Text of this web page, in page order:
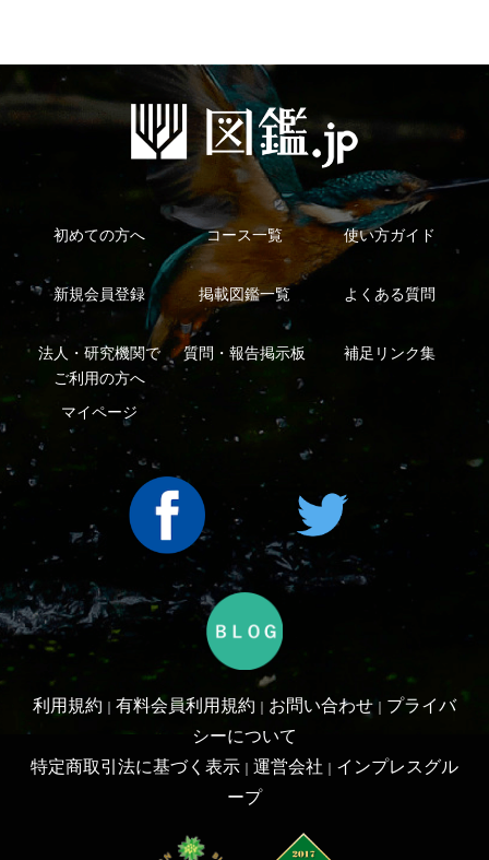
初めての方へ コース一覧
掲載図鑑一覧 よくある質問
質問・報告掲示板 補足リンク集
マイページ
利用規約 有料会員利用規約 お問い合わせ
プライバ
シーについて
特定商取引法に基づく表示｜ 運営会社｜インプレスグル
ープ
Copyright ©2016 Yama-kei Publishers co.,Ltd.
An impress Group Company. All rights reserved.